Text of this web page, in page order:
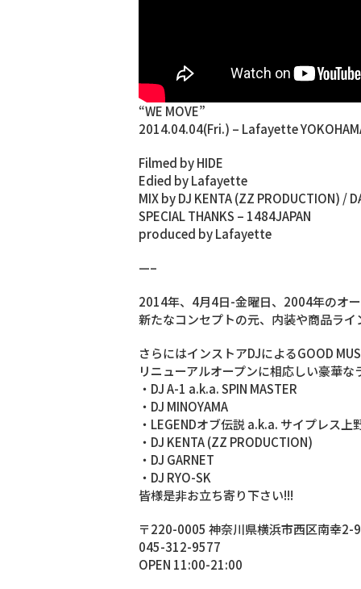
“WE MOVE”
2014.04.04(Fri.) – Lafayette
Filmed by HIDE
Edied by Lafayette
MIX by DJ KENTA (ZZ PRODUCTION) /
SPECIAL THANKS – 1484JAPAN
produced by Lafayette
—–
2014年、4月4日-金曜日、2004年のオ
新たなコンセプトの元、内装や商品ラ
さらにはインストアDJによるGOOD
リニューアルオープンに相応しい豪華な
・DJ A-1 a.k.a. SPIN MASTER
・DJ MINOYAMA
・LEGENDオブ伝説 a.k.a. サイプレス上
・DJ KENTA (ZZ PRODUCTION)
・DJ GARNET
・DJ RYO-SK
皆様是非お立ち寄り下さい!!!
〒220-0005 神奈川県横浜市西区南幸2-
045-312-9577
OPEN 11:00-21:00